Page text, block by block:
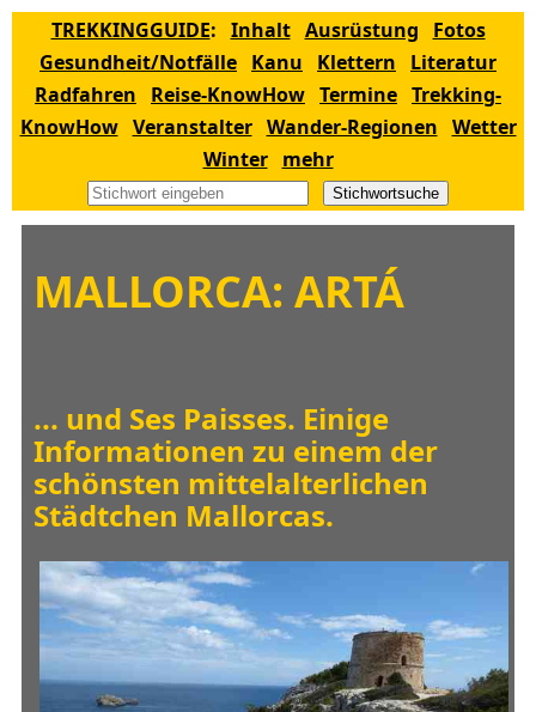
TREKKINGGUIDE: Inhalt Ausrüstung
Fotos
Gesundheit/Notfälle Kanu Klettern
Literatur
Radfahren
Reise-KnowHow Termine Trekking-
KnowHow Veranstalter Wander-Regionen Wetter
Winter
mehr
Stichwortsuche
MALLORCA: ARTÁ
... und Ses Paisses. Einige
Informationen zu einem der
schönsten mittelalterlichen
Städtchen Mallorcas.